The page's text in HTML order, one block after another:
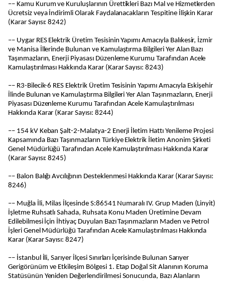
–– Kamu Kurum ve Kuruluşlarının Ürettikleri Bazı Mal ve Hizmetlerden
Ücretsiz veya İndirimli Olarak Faydalanacakların Tespitine İlişkin Karar
(Karar Sayısı: 8242)
–– Uygar RES Elektrik Üretim Tesisinin Yapımı Amacıyla Balıkesir, İzmir
ve Manisa İllerinde Bulunan ve Kamulaştırma Bilgileri Yer Alan Bazı
Taşınmazların, Enerji Piyasası Düzenleme Kurumu Tarafından Acele
Kamulaştırılması Hakkında Karar (Karar Sayısı: 8243)
–– R3-Bilecik-6 RES Elektrik Üretim Tesisinin Yapımı Amacıyla Eskişehir
İlinde Bulunan ve Kamulaştırma Bilgileri Yer Alan Taşınmazların, Enerji
Piyasası Düzenleme Kurumu Tarafından Acele Kamulaştırılması
Hakkında Karar (Karar Sayısı: 8244)
–– 154 kV Keban Şalt-2-Malatya-2 Enerji İletim Hattı Yenileme Projesi
Kapsamında Bazı Taşınmazların Türkiye Elektrik İletim Anonim Şirketi
Genel Müdürlüğü Tarafından Acele Kamulaştırılması Hakkında Karar
(Karar Sayısı: 8245)
–– Balon Balığı Avcılığının Desteklenmesi Hakkında Karar (Karar Sayısı:
8246)
–– Muğla İli, Milas İlçesinde S:86541 Numaralı IV. Grup Maden (Linyit)
İşletme Ruhsatlı Sahada, Ruhsata Konu Maden Üretimine Devam
Edilebilmesi İçin İhtiyaç Duyulan Bazı Taşınmazların Maden ve Petrol
İşleri Genel Müdürlüğü Tarafından Acele Kamulaştırılması Hakkında
Karar (Karar Sayısı: 8247)
–– İstanbul İli, Sarıyer İlçesi Sınırları İçerisinde Bulunan Sarıyer
Gerigörünüm ve Etkileşim Bölgesi 1. Etap Doğal Sit Alanının Koruma
Statüsünün Yeniden Değerlendirilmesi Sonucunda, Bazı Alanların